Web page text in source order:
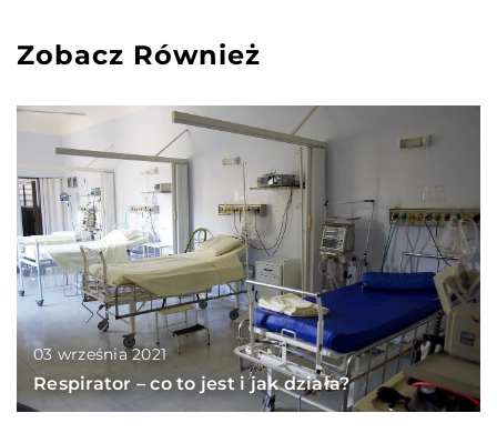
Zobacz Również
03 września 2021
Respirator – co to jest i jak działa?